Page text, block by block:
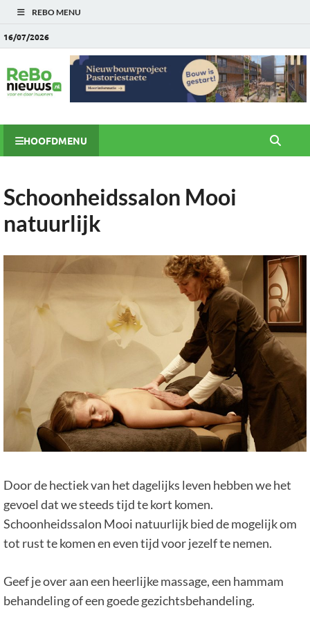
REBO MENU
16/07/2026
HOOFDMENU
Schoonheidssalon Mooi
natuurlijk
Door de hectiek van het dagelijks leven hebben we het
gevoel dat we steeds tijd te kort komen.
Schoonheidssalon Mooi natuurlijk bied de mogelijk om
tot rust te komen en even tijd voor jezelf te nemen.
Geef je over aan een heerlijke massage, een hammam
behandeling of een goede gezichtsbehandeling.